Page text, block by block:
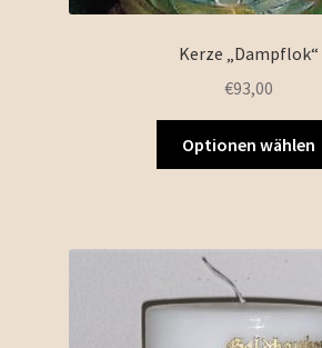
Kerze „Dampflok“
€93,00
Optionen wählen